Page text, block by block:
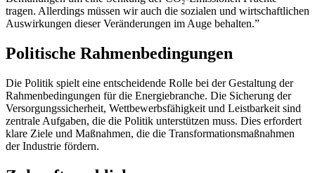
tragen. Allerdings müssen wir auch die sozialen und wirtschaftlichen
Auswirkungen dieser Veränderungen im Auge behalten.”
Politische Rahmenbedingungen
Die Politik spielt eine entscheidende Rolle bei der Gestaltung der
Rahmenbedingungen für die Energiebranche. Die Sicherung der
Versorgungssicherheit, Wettbewerbsfähigkeit und Leistbarkeit sind
zentrale Aufgaben, die die Politik unterstützen muss. Dies erfordert
klare Ziele und Maßnahmen, die die Transformationsmaßnahmen
der Industrie fördern.